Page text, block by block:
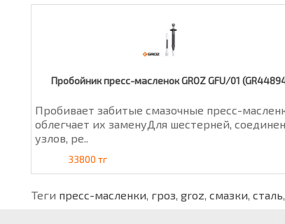
Пробойник пресс-масленок GROZ GFU/01
Пробивает забитые смазочные пресс-
облегчает их заменуДля шестерней,
узлов, ре..
33800 тг
Теги пресс-масленки, гроз, groz, смазки, сталь,